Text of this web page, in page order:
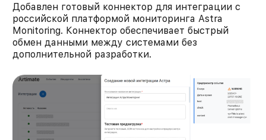
Добавлен готовый коннектор для интеграции с
российской платформой мониторинга Astra
Monitoring. Коннектор обеспечивает быстрый
обмен данными между системами без
дополнительной разработки.